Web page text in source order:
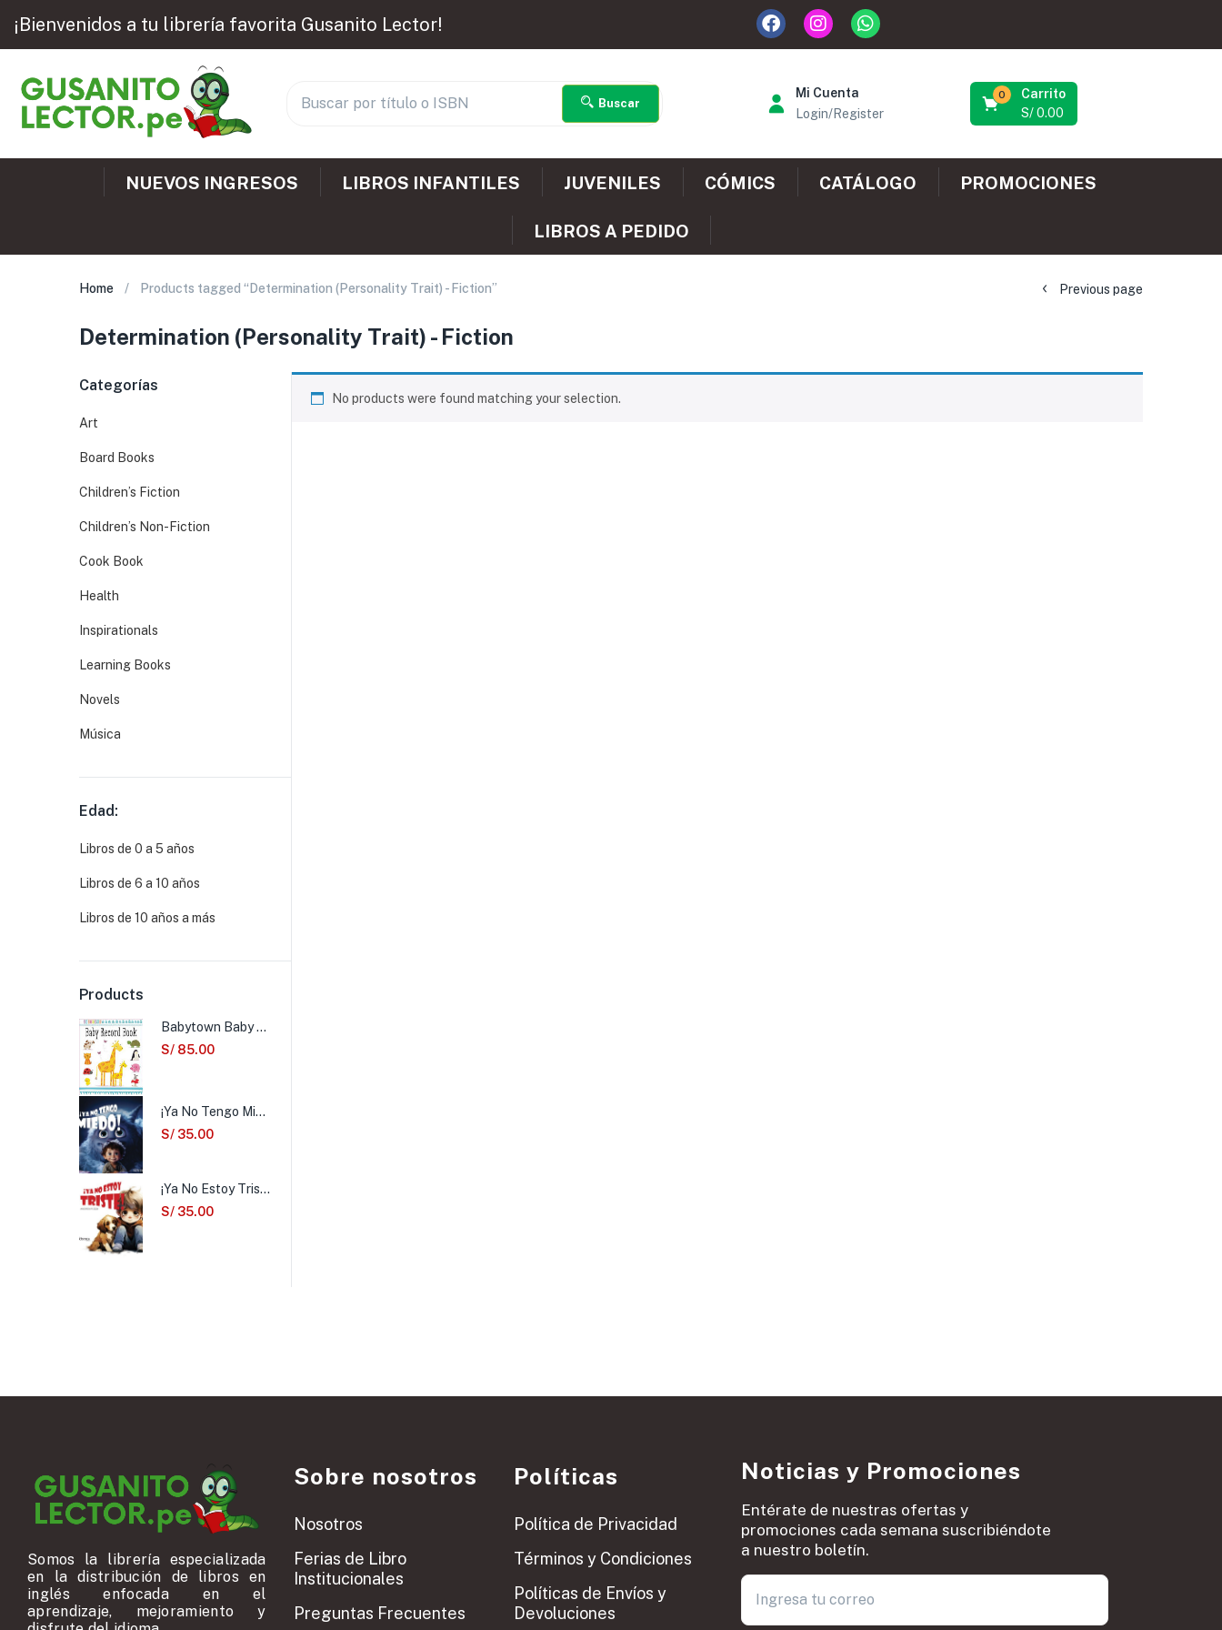
¡Bienvenidos a tu librería favorita Gusanito Lector!
Buscar
Mi Cuenta
Login/Register
Carrito
0
S/0.00
NUEVOS INGRESOS LIBROS INFANTILES JUVENILES CÓMICS CATÁLOGO PROMOCIONES
LIBROS A PEDIDO
Home Products tagged “Determination (Personality Trait) - Fiction” Previous page
Determination (Personality Trait) - Fiction
No products were found matching your selection.
Categorías
Art
Board Books
Children’s Fiction
Children’s Non-Fiction
Cook Book
Health
Inspirationals
Learning Books
Novels
Música
Edad:
Libros de 0 a 5 años
Libros de 6 a 10 años
Libros de 10 años a más
Products
Babytown Baby Record Book
S/ 85.00
¡Ya No Tengo Miedo!
S/ 35.00
¡Ya No Estoy Triste!
S/ 35.00
Somos la librería especializada
en la distribución de libros en
inglés enfocada en el
aprendizaje, mejoramiento y
Sobre nosotros
Nosotros
Ferias de Libro
Institucionales
Preguntas Frecuentes
Políticas
Política de Privacidad
Términos y Condiciones
Políticas de Envíos y
Devoluciones
Noticias y Promociones
Entérate de nuestras ofertas y
promociones cada semana suscribiéndote
a nuestro boletín.